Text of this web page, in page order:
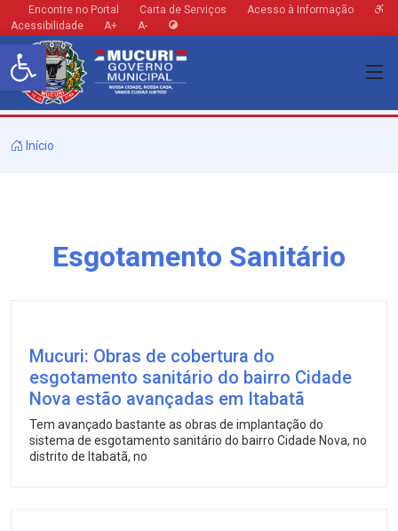
Barra de Ferramentas Aberta
Encontre no Portal Carta de Serviços
Acesso à Informação
Acessibilidade
A+ A-
Início
Esgotamento Sanitário
Mucuri: Obras de cobertura do
esgotamento sanitário do bairro Cidade
Nova estão avançadas em Itabatã
Tem avançado bastante as obras de implantação do
sistema de esgotamento sanitário do bairro Cidade Nova, no
distrito de Itabatã, no